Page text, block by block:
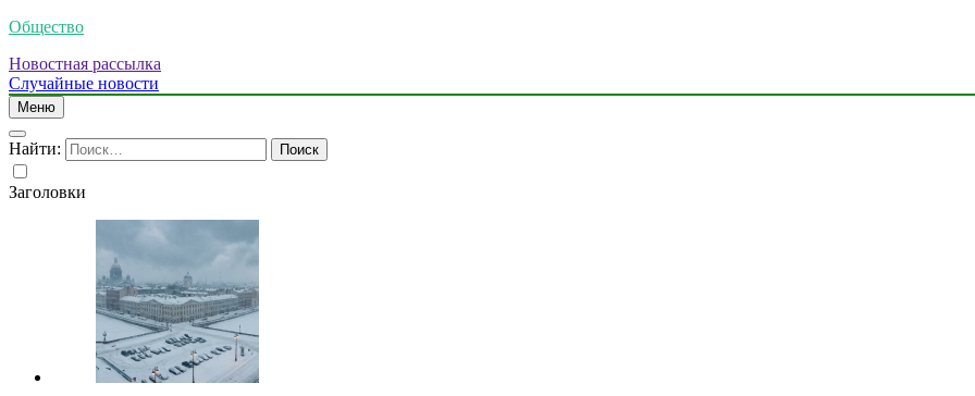
Общество
Новостная рассылка
Случайные новости
Меню
Найти:
Заголовки